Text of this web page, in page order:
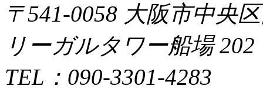
〒541-0058 大阪市中央
リーガルタワー船場 202
TEL：090-3301-4283